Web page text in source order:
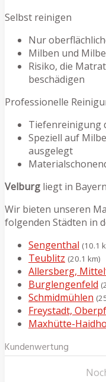
Selbst reinigen
Nur
Milben und
Risiko, die
beschädigen
Professionelle
Tiefenreinigung
Speziell auf
ausgelegt
Velburg liegt in
Wir bieten unseren
folgenden Städten in
Sengenthal (10.1
Teublitz (20.1 km)
Allersberg,
Burglengenfeld
Schmidmühlen
Freystadt,
Maxhütte-
Kundenwertung